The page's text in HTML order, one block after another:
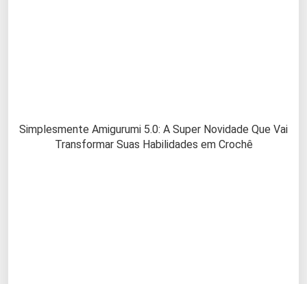
Simplesmente Amigurumi 5.0: A Super Novidade Que Vai
Transformar Suas Habilidades em Crochê